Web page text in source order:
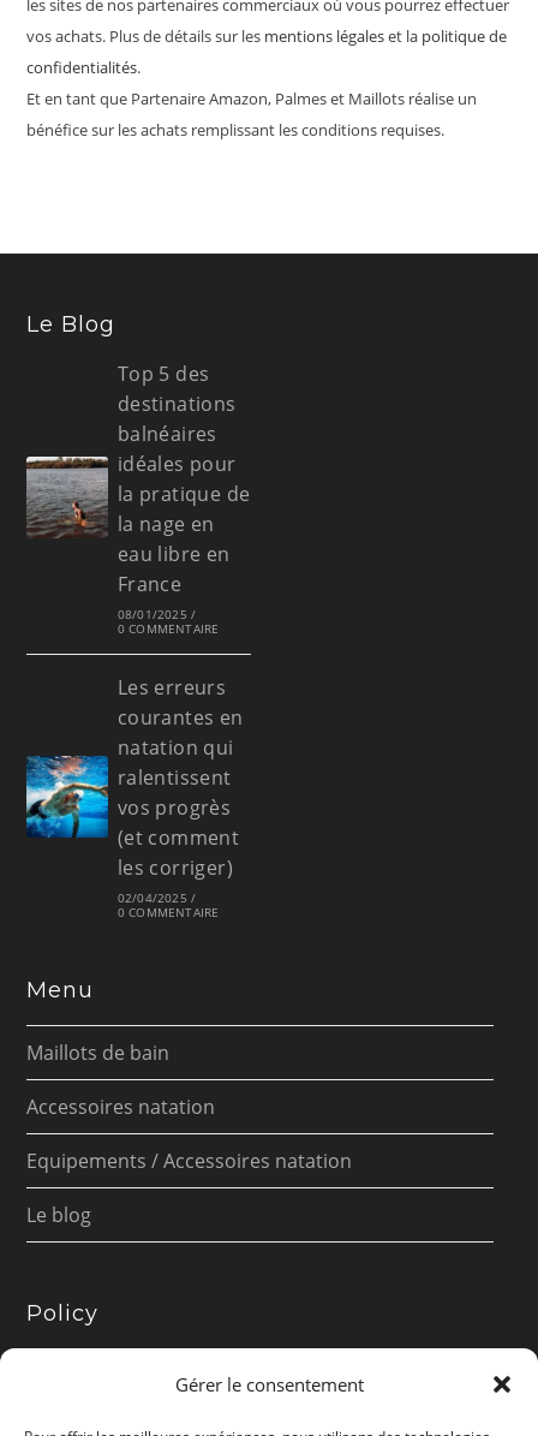
Gérer le consentement
les sites de nos partenaires commerciaux où vous pourrez effectuer
vos achats. Plus de détails sur les mentions légaleset la politique de
confidentialités.
Et en tant que Partenaire Amazon, Palmes et Maillots réalise un
bénéfice sur les achats remplissant les conditions requises.
Le Blog
Top 5 des
destinations
balnéaires
idéales pour
la pratique de
la nage en
eau libre en
France
08/01/2025 /
0 COMMENTAIRE
Les erreurs
courantes en
natation qui
ralentissent
vos progrès
(et comment
les corriger)
02/04/2025 /
0 COMMENTAIRE
Menu
Maillots de bain
Accessoires natation
Equipements / Accessoires natation
Le blog
Policy
Politique d’affiliation